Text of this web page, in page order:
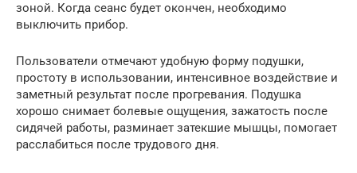
зоной. Когда сеанс будет окончен, необходимо
выключить прибор.
Пользователи отмечают удобную форму подушки,
простоту в использовании, интенсивное воздействие и
заметный результат после прогревания. Подушка
хорошо снимает болевые ощущения, зажатость после
сидячей работы, разминает затекшие мышцы, помогает
расслабиться после трудового дня.